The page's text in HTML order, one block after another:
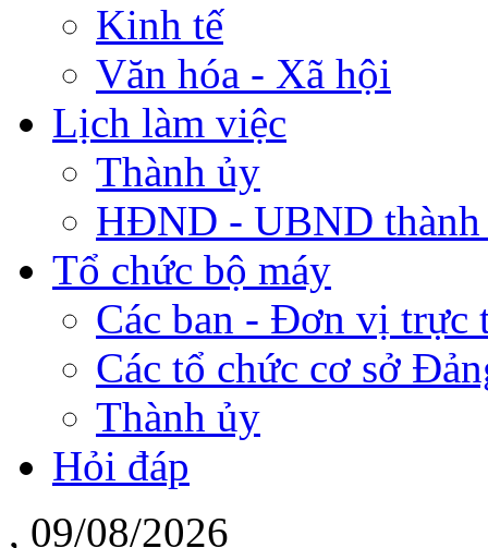
Kinh tế
Văn hóa - Xã hội
Lịch làm việc
Thành ủy
HĐND - UBND thành
Tổ chức bộ máy
Các ban - Đơn vị trực
Các tổ chức cơ sở
Thành ủy
Hỏi đáp
, 09/08/2026